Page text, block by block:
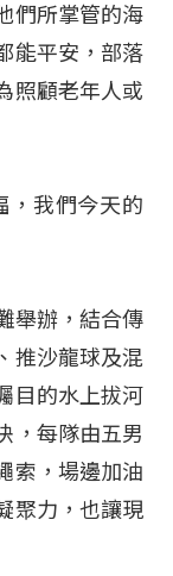
們所掌管的海
能平安，部落
照顧老年人或
，我們今天的
舉辦，結合傳
推沙龍球及混
目的水上拔河
，每隊由五男
索，場邊加油
聚力，也讓現